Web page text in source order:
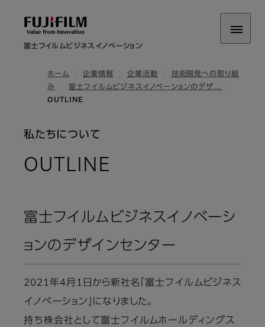
富士フイルムビジネスイノベーション
ホーム 企業情報 企業活動
技術開発への取り組
み
富士フイルムビジネスイノベーションのデザ…
OUTLINE
私たちについて
OUTLINE
富士フイルムビジネスイノベーシ
ョンのデザインセンター
2021年4月1日から新社名「富士フイルムビジネス
イノベーション」になりました。
持ち株会社として富士フイルムホールディングス